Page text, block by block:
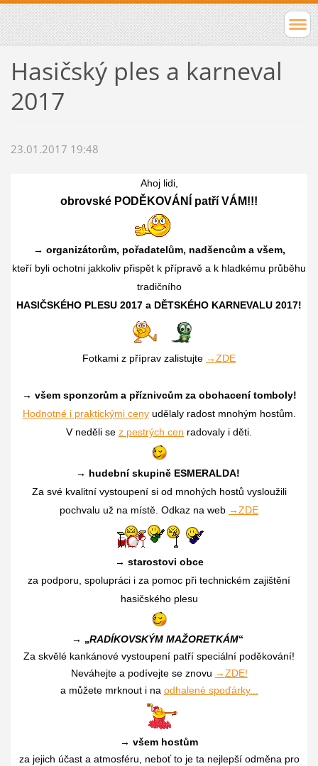
Hasičský ples a karneval
2017
23.01.2017 19:48
Ahoj lidi,
obrovské PODĚKOVÁNÍ patří VÁM!!!
→ organizátorům, pořadatelům, nadšencům a všem,
kteří byli ochotni jakkoliv přispět k přípravě a k hladkému průběhu
tradičního
HASIČSKÉHO PLESU 2017 a DĚTSKÉHO KARNEVALU 2017!
Fotkami z příprav zalistujte →ZDE
→ všem sponzorům a příznivcům za obohacení tomboly!
Hodnotné i praktickými cenyudělaly radost mnohým hostům.
V neděli se z pestrých cen radovaly i děti.
→ hudební skupině ESMERALDA!
Za své kvalitní vystoupení si od mnohých hostů vysloužili
pochvalu už na místě. Odkaz na web →ZDE
→ starostovi obce
za podporu, spolupráci i za pomoc při technickém zajištění
hasičského plesu
→ „RADÍKOVSKÝM MAŽORETKÁM“
Za skvělé kankánové vystoupení patří speciální poděkování!
Neváhejte a podívejte se znovu →ZDE!
a můžete mrknout i na odhalené spoďárky...
→ všem hostům
za jejich účast a atmosféru, neboť to je ta nejlepší odměna pro